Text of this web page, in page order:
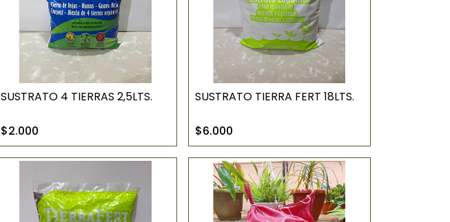
SUSTRATO 4 TIERRAS 2,5LTS.
$2.000
SUSTRATO TIERRA FERT 18LTS.
$6.000